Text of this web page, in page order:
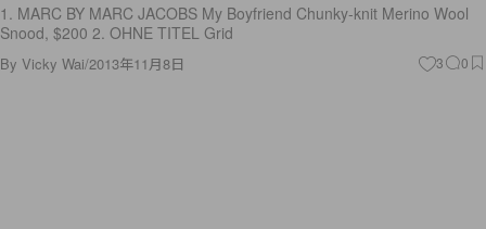
1. MARC BY MARC JACOBS My Boyfriend Chunky-knit Merino Wool
Snood, $200 2. OHNE TITEL Grid
By Vicky Wai/2013年11月8日 3 0